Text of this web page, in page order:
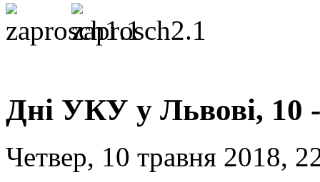
Дні УКУ у Львові, 10
Четвер, 10 травня 2018,